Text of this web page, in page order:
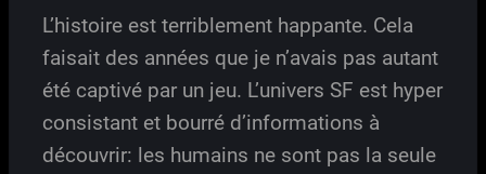
L’histoire est terriblement happante. Cela
faisait des années que je n’avais pas autant
été captivé par un jeu. L’univers SF est hyper
consistant et bourré d’informations à
découvrir: les humains ne sont pas la seule